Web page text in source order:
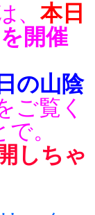
、 本日
開催
の山陰
ご覧く
。
しちゃ